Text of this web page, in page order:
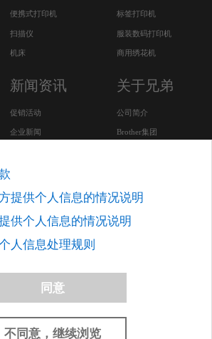
便携式打印机 标签打印机
扫描仪 服装数码打印机
机床 商用绣花机
新闻资讯
促销活动
企业新闻
关于兄弟
公司简介
Brother集团
Brother SDGs Story (英
文版网站)
其他在华企业
网络隐私条款
沪公网安备 31010502000388号
会征信网
上海市市场监督管理局
提供个人信息的情况说明
供个人信息的情况说明
人信息处理规则
同意
不同意，继续浏览